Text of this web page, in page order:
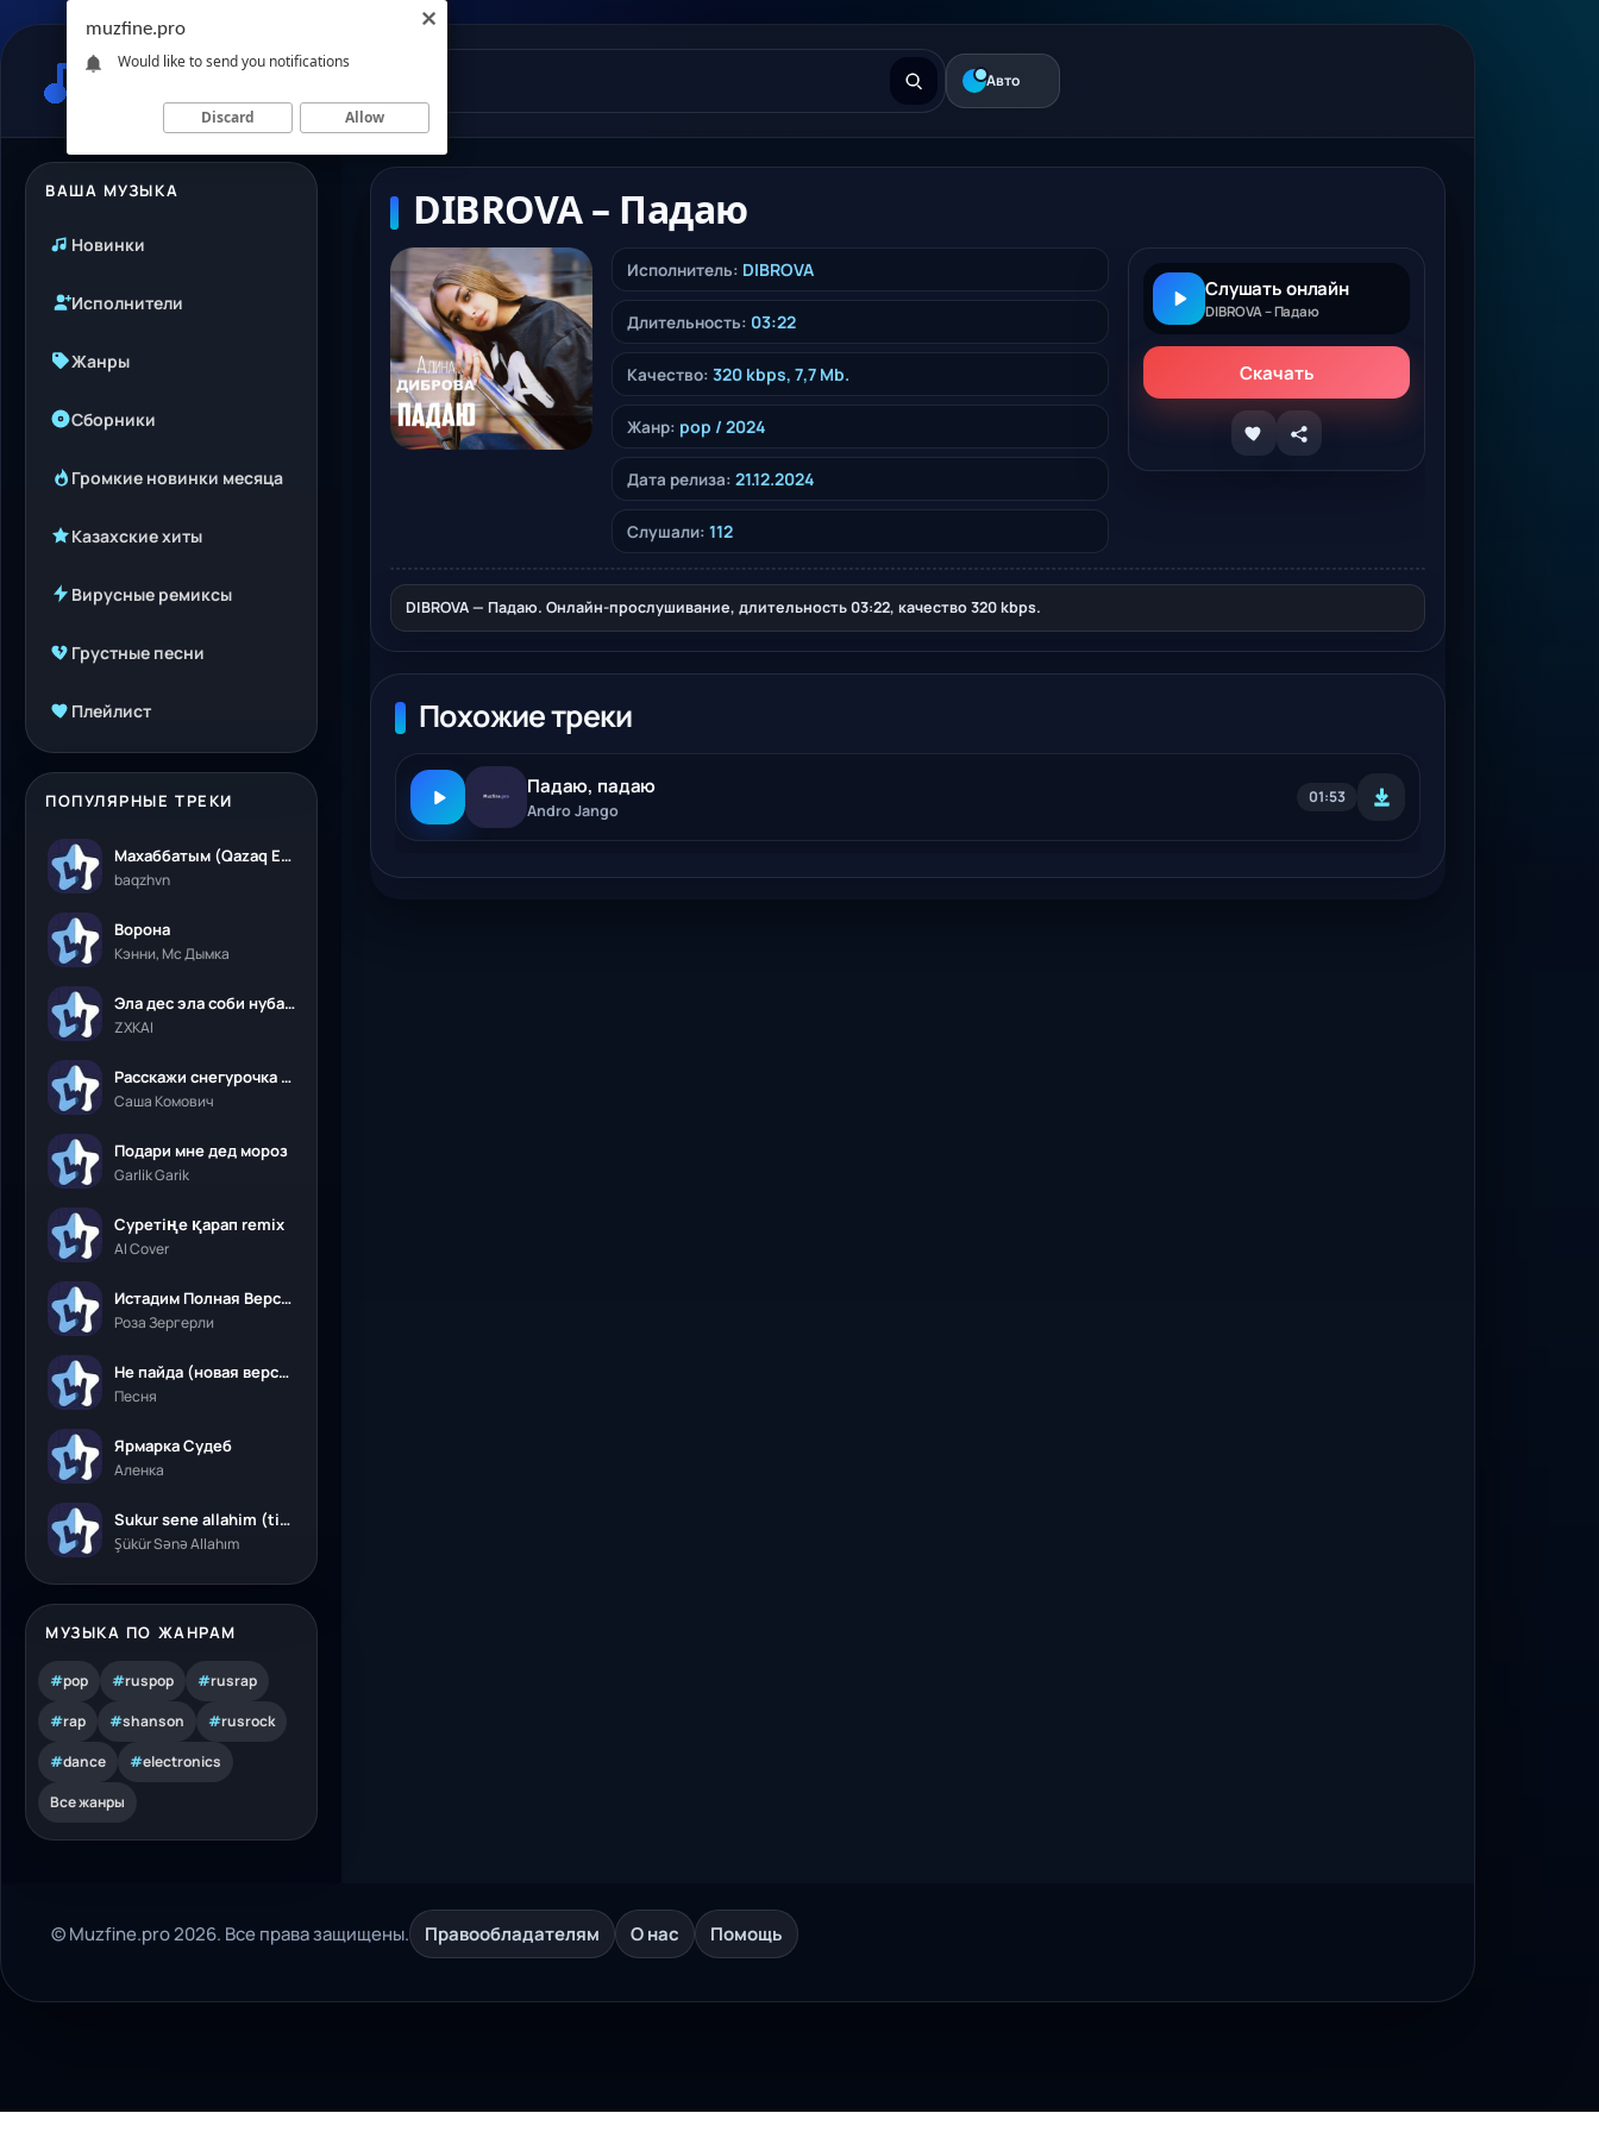
Авто
ВАША МУЗЫКА
Новинки
Исполнители
Жанры
Сборники
Громкие новинки месяца
Казахские хиты
Вирусные ремиксы
Грустные песни
Плейлист
ПОПУЛЯРНЫЕ ТРЕКИ
Махаббатым (Qazaq Edition)
baqzhvn
Ворона
Кэнни, Мс Дымка
Эла дес эла соби нубалеприсон
ZXKAI
Расскажи снегурочка где была
Саша Комович
Подари мне дед мороз
Garlik Garik
Суретіңе қарап remix
AI Cover
Истадим Полная Версия
Роза Зергерли
Не пайда (новая версия)
Песня
Ярмарка Судеб
Аленка
Sukur sene allahim (tik tok)
Şükür Sənə Allahım
МУЗЫКА ПО ЖАНРАМ
#pop #ruspop #rusrap
#rap #shanson #rusrock
#dance #electronics
Все жанры
DIBROVA – Падаю
Исполнитель: DIBROVA
Длительность: 03:22
Качество: 320 kbps, 7,7 Mb.
Жанр: pop / 2024
Дата релиза: 21.12.2024
Слушали: 112
Слушать онлайн
DIBROVA – Падаю
Скачать
DIBROVA — Падаю. Онлайн-прослушивание, длительность 03:22, качество 320 kbps.
Похожие треки
Падаю, падаю
Andro Jango
01:53
© Muzfine.pro 2026. Все права защищены. Правообладателям О нас Помощь
muzfine.pro
Would like to send you notifications
Discard Allow